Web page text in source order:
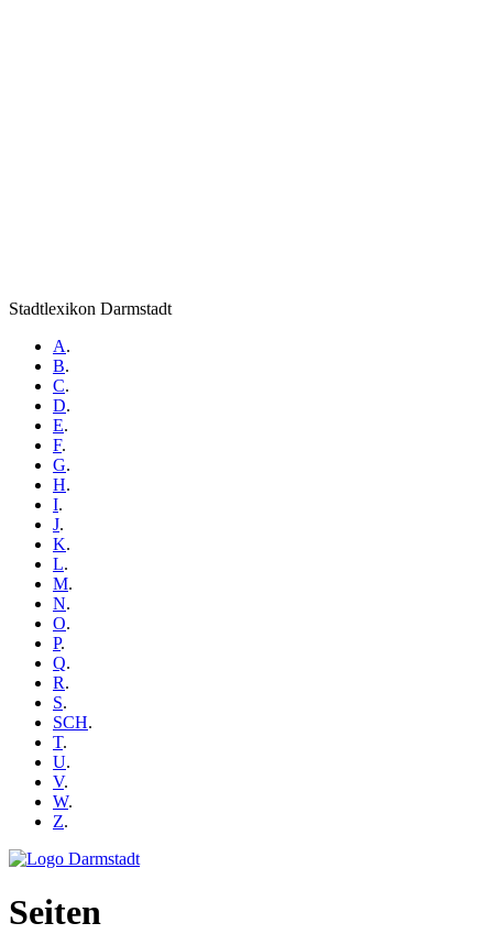
Stadtlexikon Darmstadt
A.
B.
C.
D.
E.
F.
G.
H.
I.
J.
K.
L.
M.
N.
O.
P.
Q.
R.
S.
SCH.
T.
U.
V.
W.
Z.
Seiten